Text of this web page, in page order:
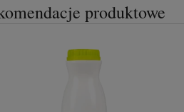
produktowe